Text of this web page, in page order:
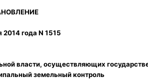
2014 года N 1515
земельный контроль